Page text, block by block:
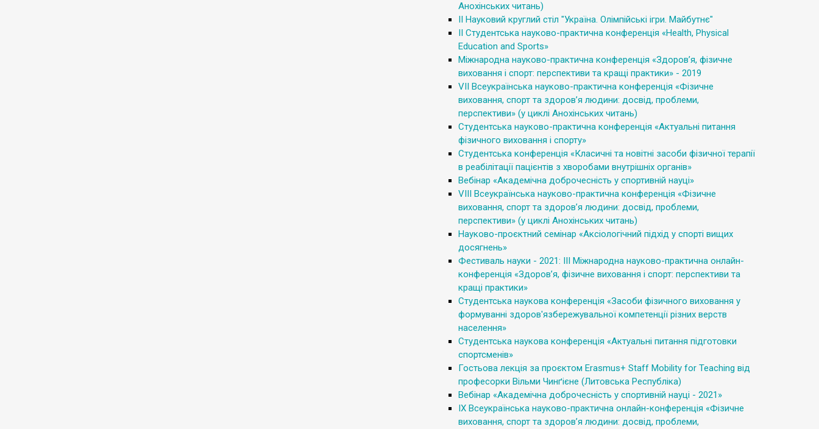
Анохінських читань)
ІІ Науковий круглий стіл "Україна. Олімпійські ігри. Майбутнє"
ІІ Студентська науково-практична конференція «Health, Physical
Education and Sports»
Міжнародна науково-практична конференція «Здоров’я, фізичне
виховання і спорт: перспективи та кращі практики» - 2019
VІІ Всеукраїнська науково-практична конференція «Фізичне
виховання, спорт та здоров’я людини: досвід, проблеми,
перспективи» (у циклі Анохінських читань)
Студентська науково-практична конференція «Актуальні питання
фізичного виховання і спорту»
Студентська конференція «Класичні та новітні засоби фізичної терапії
в реабілітації пацієнтів з хворобами внутрішніх органів»
Вебінар «Академічна доброчесність у спортивній науці»
VІІІ Всеукраїнська науково-практична конференція «Фізичне
виховання, спорт та здоров’я людини: досвід, проблеми,
перспективи» (у циклі Анохінських читань)
Науково-проєктний семінар «Аксіологічний підхід у спорті вищих
досягнень»
Фестиваль науки - 2021: ІІІ Міжнародна науково-практична онлайн-
конференція «Здоров’я, фізичне виховання і спорт: перспективи та
кращі практики»
Студентська наукова конференція «Засоби фізичного виховання у
формуванні здоров'язбережувальної компетенції різних верств
населення»
Студентська наукова конференція «Актуальні питання підготовки
спортсменів»
Гостьова лекція за проєктом Erasmus+ Staff Mobility for Teaching від
професорки Вільми Чинґієне (Литовська Республіка)
Вебінар «Академічна доброчесність у спортивній науці - 2021»
ІХ Всеукраїнська науково-практична онлайн-конференція «Фізичне
виховання, спорт та здоров’я людини: досвід, проблеми,